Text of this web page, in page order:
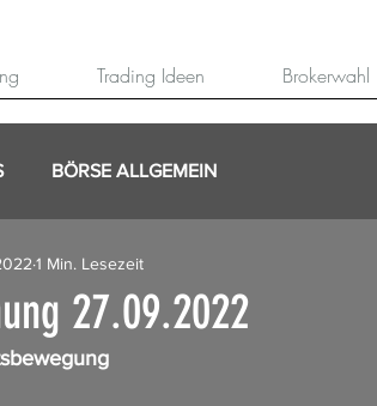
Trading Ideen Brokerwahl
BÖRSE ALLGEMEIN
27.09.2022
1 Min. Lesezeit